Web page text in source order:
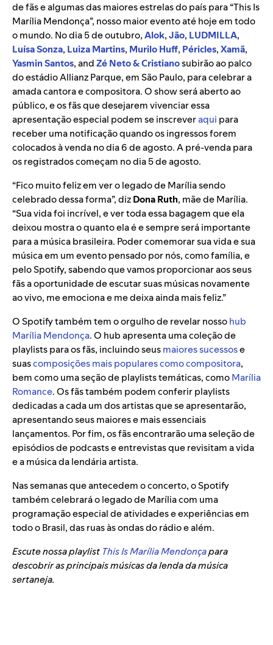
de fãs e algumas das maiores estrelas do país para “This Is
Marília Mendonça”, nosso maior evento até hoje em todo
o mundo. No dia 5 de outubro,Alok,Jão, LUDMILLA,
Luísa Sonza, Luiza Martins, Murilo Huff, Péricles,Xamã,
Yasmin Santos, andZé Neto & Cristianosubirão ao palco
do estádio Allianz Parque, em São Paulo, para celebrar a
amada cantora e compositora. O show será aberto ao
público, e os fãs que desejarem vivenciar essa
apresentação especial podem se inscreveraqui para
receber uma notificação quando os ingressos forem
colocados à venda no dia 6 de agosto. A pré-venda para
os registrados começam no dia 5 de agosto.
“Fico muito feliz em ver o legado de Marília sendo
celebrado dessa forma”, dizDona Ruth, mãe de Marília.
“Sua vida foi incrível, e ver toda essa bagagem que ela
deixou mostra o quanto ela é e sempre será importante
para a música brasileira. Poder comemorar sua vida e sua
música em um evento pensado por nós, como família, e
pelo Spotify, sabendo que vamos proporcionar aos seus
fãs a oportunidade de escutar suas músicas novamente
ao vivo, me emociona e me deixa ainda mais feliz.”
O Spotify também tem o orgulho de revelar nossohub
Marília Mendonça. O hub apresenta uma coleção de
playlists para os fãs, incluindoseusmaiores sucessose
suascomposições mais populares como compositora,
bem como uma seção de playlists temáticas, comoMarília
Romance. Os fãs também podem conferir playlists
dedicadas a cada um dos artistasque se apresentarão,
apresentando seus maiores e mais essenciais
lançamentos. Por fim, os fãs encontrarão uma seleção de
episódios de podcasts e entrevistas que revisitam a vida
e a música da lendária artista.
Nas semanas que antecedem o concerto, o Spotify
também celebrará o legado de Marília com uma
programação especial de atividades e experiências em
todo o Brasil, das ruas às ondas do rádio e além.
Escute nossa playlist This Is Marília Mendonçapara
descobrir as principais músicas da lenda da música
sertaneja.